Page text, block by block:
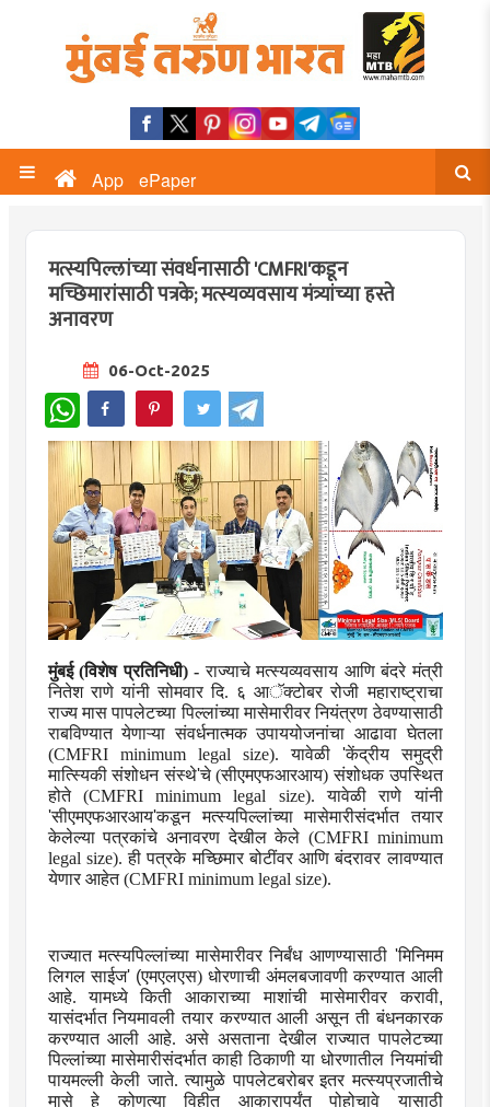
App ePaper
मत्स्यपिल्लांच्या संवर्धनासाठी 'CMFRI'कडून
मच्छिमारांसाठी पत्रके; मत्स्यव्यवसाय मंत्र्यांच्या हस्ते
अनावरण
06-Oct-2025
WhatsApp
मुंबई (विशेष प्रतिनिधी) - राज्याचे मत्स्यव्यवसाय आणि बंदरे मंत्री
नितेश राणे यांनी सोमवार दि. ६ आॅक्टोबर रोजी महाराष्ट्राचा
राज्य मास पापलेटच्या पिल्लांच्या मासेमारीवर नियंत्रण ठेवण्यासाठी
राबविण्यात येणाऱ्या संवर्धनात्मक उपाययोजनांचा आढावा घेतला
(CMFRI minimum legal size). यावेळी 'केंद्रीय समुद्री
मात्स्यिकी संशोधन संस्थे'चे (सीएमएफआरआय) संशोधक उपस्थित
होते (CMFRI minimum legal size). यावेळी राणे यांनी
'सीएमएफआरआय'कडून मत्स्यपिल्लांच्या मासेमारीसंदर्भात तयार
केलेल्या पत्रकांचे अनावरण देखील केले (CMFRI minimum
legal size). ही पत्रके मच्छिमार बोटींवर आणि बंदरावर लावण्यात
येणार आहेत (CMFRI minimum legal size).
राज्यात मत्स्यपिल्लांच्या मासेमारीवर निर्बंध आणण्यासाठी 'मिनिमम
लिगल साईज' (एमएलएस) धोरणाची अंमलबजावणी करण्यात आली
आहे. यामध्ये
किती आकाराच्या माशांची मासेमारीवर करावी,
यासंदर्भात नियमावली तयार करण्यात आली असून ती बंधनकारक
करण्यात आली आहे. असे असताना देखील राज्यात पापलेटच्या
पिल्लांच्या मासेमारीसंदर्भात काही ठिकाणी या धोरणातील नियमांची
पायमल्ली केली जाते. त्यामुळे पापलेटबरोबर इतर मत्स्यप्रजातीचे
मासे हे कोणत्या विहीत आकारापर्यंत पोहोचावे यासाठी